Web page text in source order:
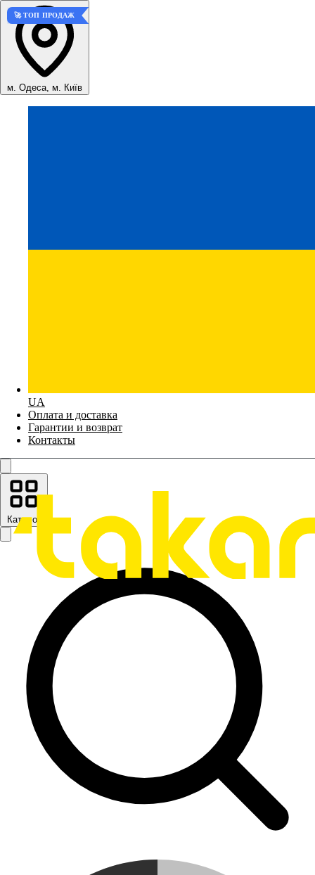
м. Одеса, м. Київ
UA
Оплата и доставка
Гарантии и возврат
Контакты
Каталог
🚀 ТОП ПРОДАЖ